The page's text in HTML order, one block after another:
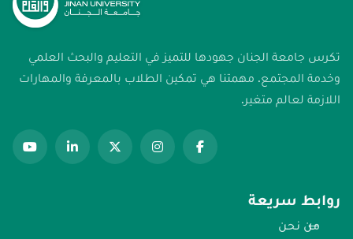
تكرس جامعة الجنان جهودها للتميز في التعليم والبحث العلمي
وخدمة المجتمع. مهمتنا هي تمكين الطلاب بالمعرفة والمهارات
اللازمة لعالم متغير.
روابط سريعة
من نحن